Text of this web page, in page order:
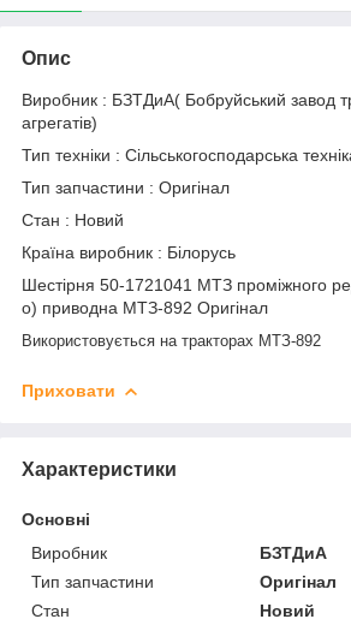
Опис
Виробник : БЗТДиА( Бобруйський завод
агрегатів)
Тип техніки : Сільськогосподарська
Тип запчастини : Оригінал
Стан : Новий
Країна виробник : Білорусь
Шестірня 50-1721041 МТЗ проміжного
о) приводна МТЗ-892 Оригінал
Використовується на тракторах МТЗ-892
Приховати
Характеристики
Основні
Виробник
БЗТДиА
Тип запчастини
Оригінал
Стан
Новий